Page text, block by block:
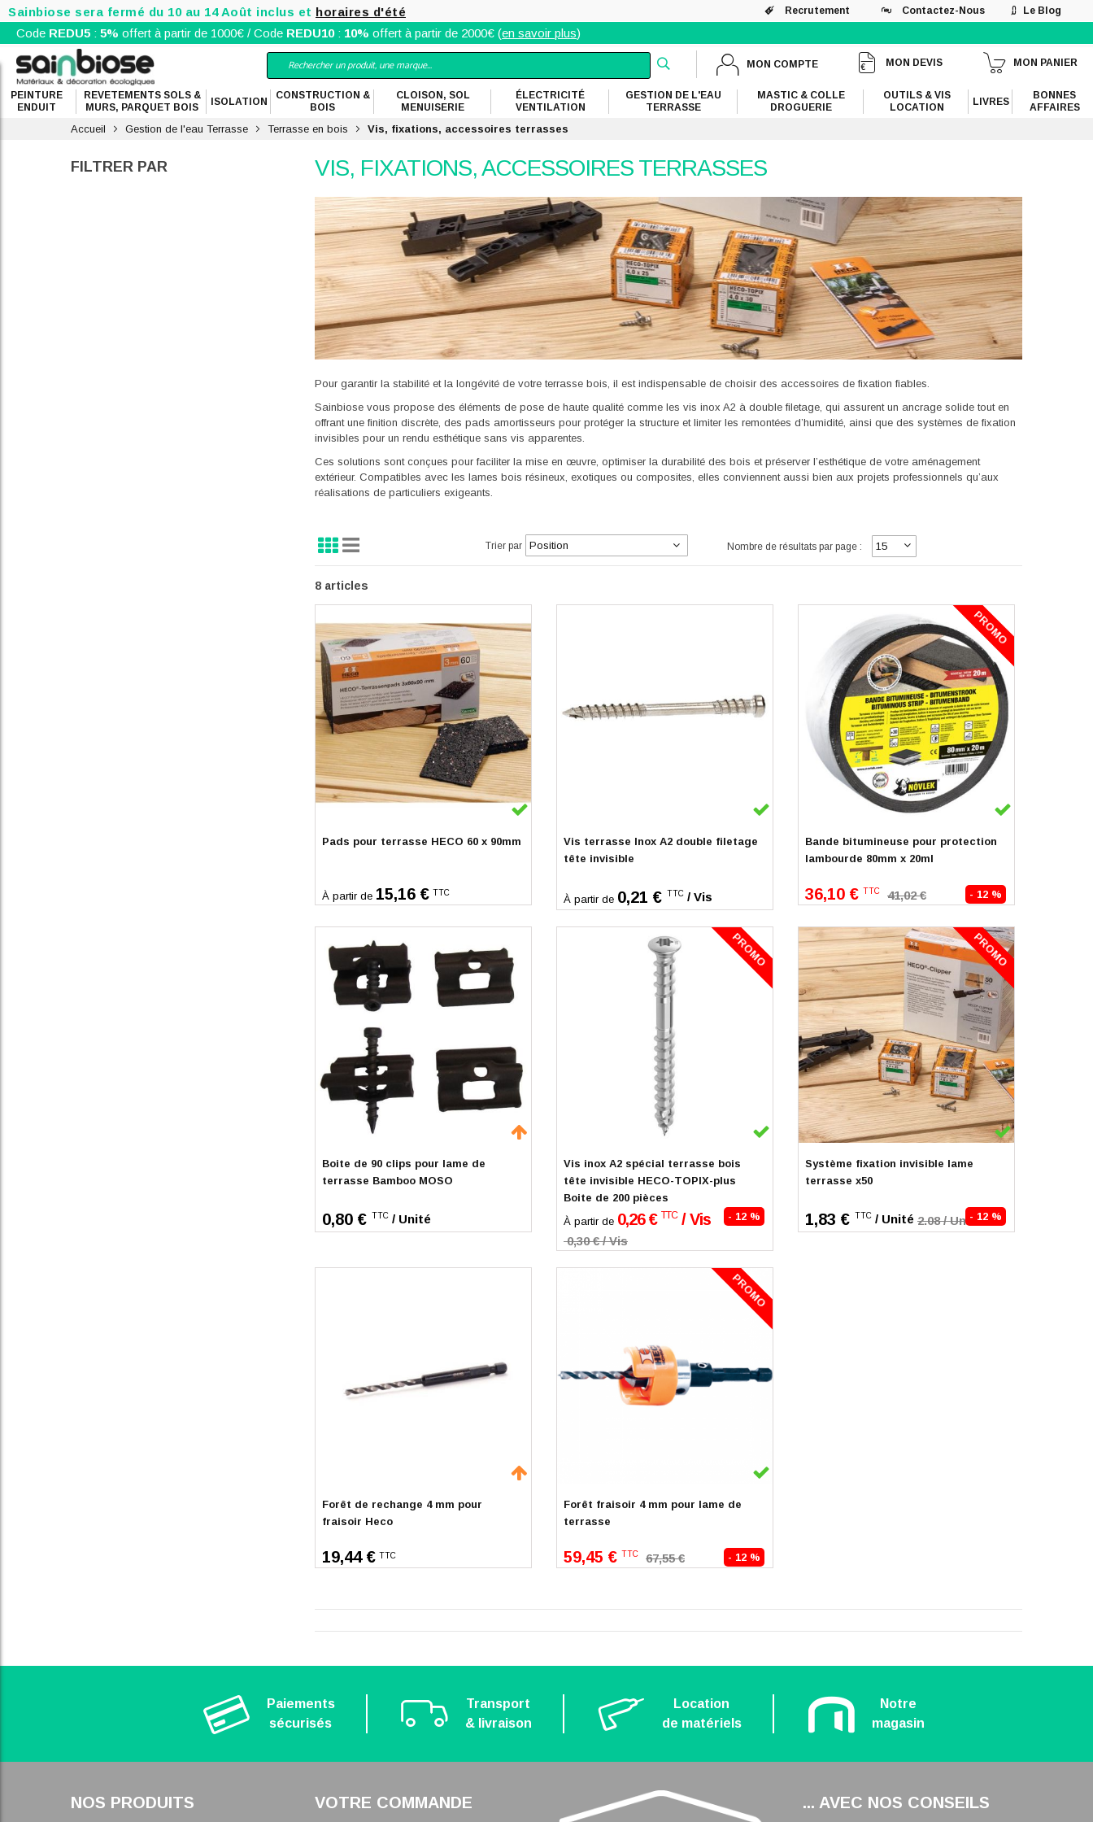
Sainbiose sera fermé du 10 au 14 Août inclus et horaires d'été Recrutement Contactez-Nous Le Blog
Code REDU5 :5% offert à partir de 1000€ / Code REDU10: 10% offert à partir de 2000€ (en savoir plus)
MON COMPTE MON DEVIS MON PANIER
PEINTURE
ENDUIT
REVETEMENTS SOLS &
MURS, PARQUET BOIS
ISOLATION
CONSTRUCTION &
BOIS
CLOISON, SOL
MENUISERIE
ÉLECTRICITÉ
VENTILATION
GESTION DE L'EAU
TERRASSE
MASTIC & COLLE
DROGUERIE
OUTILS & VIS
LOCATION
LIVRES
BONNES
AFFAIRES
Accueil Gestion de l'eau Terrasse Terrasse en bois Vis, fixations, accessoires terrasses
VIS, FIXATIONS, ACCESSOIRES TERRASSES
Pour garantir la stabilité et la longévité de votre terrasse bois, il est indispensable de choisir des accessoires de fixation fiables.
Sainbiose vous propose des éléments de pose de haute qualité comme les vis inox A2 à double filetage, qui assurent un ancrage solide tout en
offrant une finition discrète, des pads amortisseurs pour protéger la structure et limiter les remontées d’humidité, ainsi que des systèmes de fixation
invisibles pour un rendu esthétique sans vis apparentes.
Ces solutions sont conçues pour faciliter la mise en œuvre, optimiser la durabilité des bois et préserver l’esthétique de votre aménagement
extérieur. Compatibles avec les lames bois résineux, exotiques ou composites, elles conviennent aussi bien aux projets professionnels qu’aux
réalisations de particuliers exigeants.
Afficher
en
GrilleListe
Trier par Nombre de résultats par page :
8 articles
En stock
Pads pour terrasse HECO 60 x 90mm
À partir de 15,16 € TTC
Vis terrasse Inox A2 double filetage
tête invisible
À partir de 0,21 € TTC / Vis
PROMO
Bande bitumineuse pour protection
lambourde 80mm x 20ml
36,10 € TTC 41,02 € - 12 %
Sur commande
Boite de 90 clips pour lame de
terrasse Bamboo MOSO
0,80 € TTC / Unité
PROMO
Vis inox A2 spécial terrasse bois
tête invisible HECO-TOPIX-plus
Boite de 200 pièces
À partir de
- 12 %
0,26 € TTC/ Vis
0,30 € / Vis
PROMO
En stock
Système fixation invisible lame
terrasse x50
- 12 %
1,83 € TTC / Unité 2.08 / Unité
Forêt de rechange 4 mm pour
fraisoir Heco
19,44 € TTC
PROMO
Forêt fraisoir 4 mm pour lame de
terrasse
59,45 € TTC 67,55 € - 12 %
FILTRER PAR
Paiements
sécurisés
Transport
& livraison
Location
de matériels
Notre
magasin
NOS PRODUITS VOTRE COMMANDE ... AVEC NOS CONSEILS